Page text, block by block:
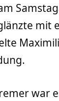
mit
war